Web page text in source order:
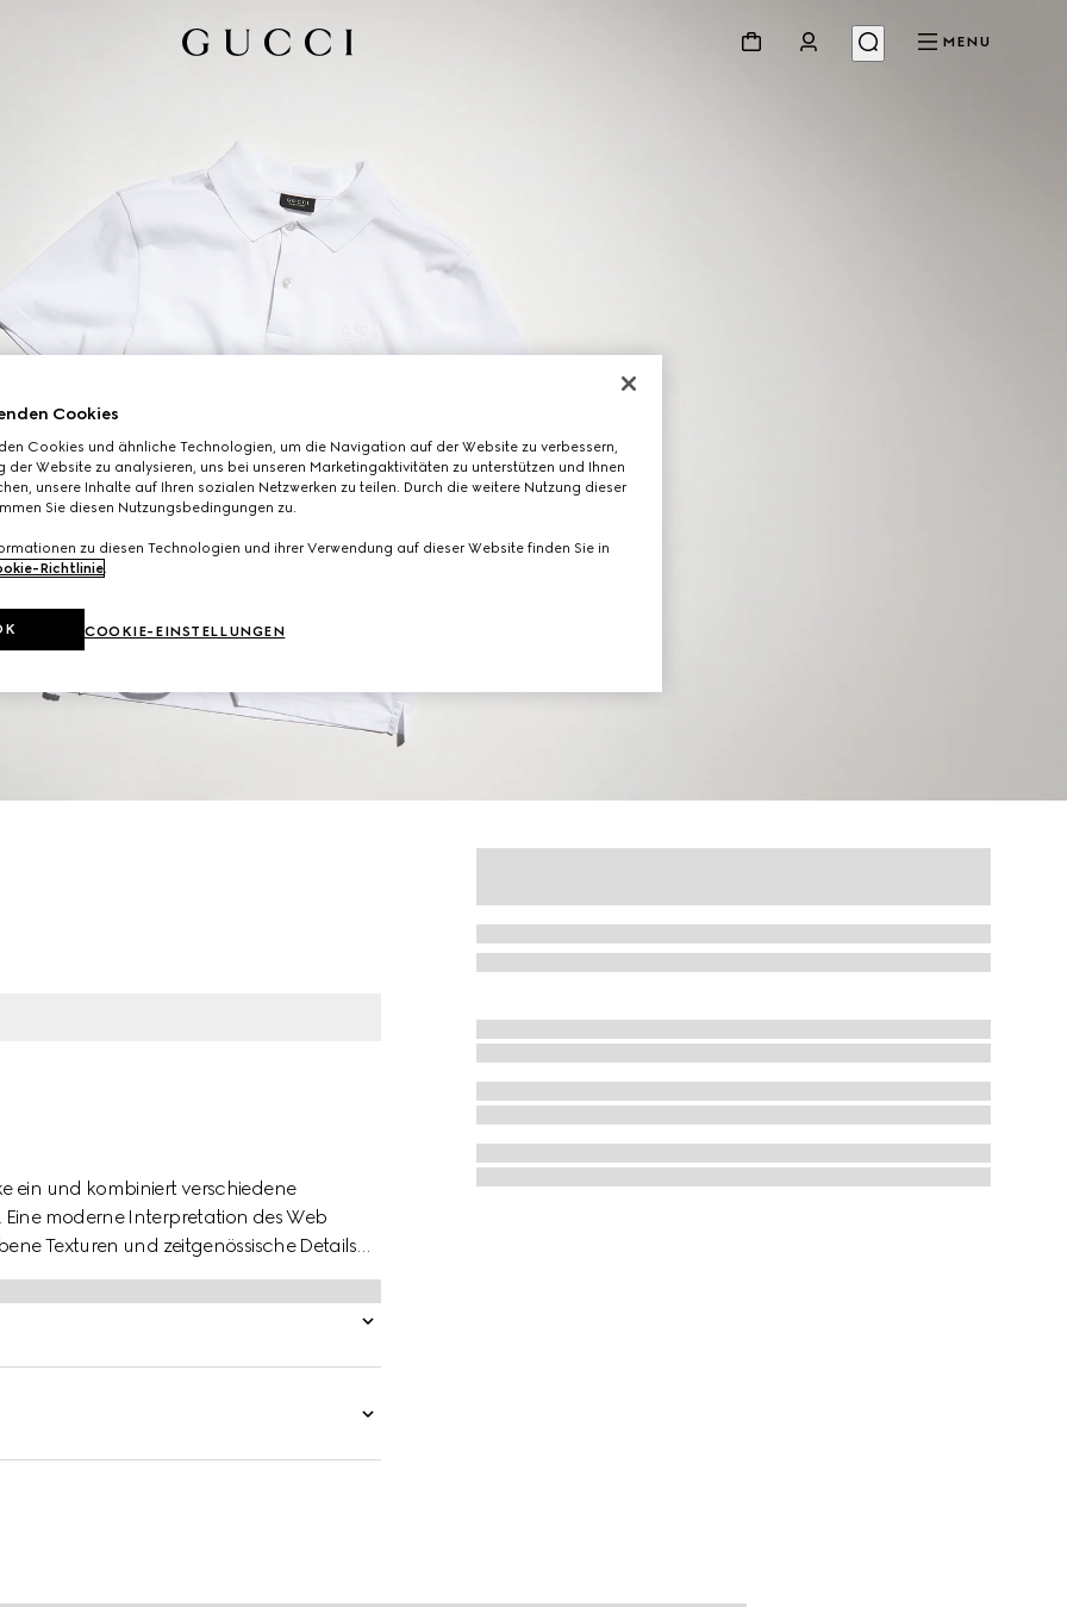
MENU
ein und kombiniert verschiedene
moderne Interpretation des Web
Texturen und zeitgenössische Details
Gucci Italy mit GG Stickerei verziert.
Cookies
Cookies und ähnliche Technologien, um die Navigation auf der Website zu verbessern,
der Website zu analysieren, uns bei unseren Marketingaktivitäten zu unterstützen und Ihnen
unsere Inhalte auf Ihren sozialen Netzwerken zu teilen. Durch die weitere Nutzung dieser
Sie diesen Nutzungsbedingungen zu.
zu diesen Technologien und ihrer Verwendung auf dieser Website finden Sie in
Richtlinie
COOKIE-EINSTELLUNGEN